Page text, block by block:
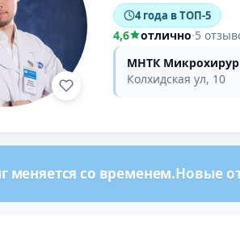
4 года в ТОП-5
4,6 отлично·5
МНТК
Колхидская ул, 10
меняется со временем.Новые